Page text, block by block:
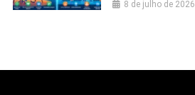
8 de julho de 2026